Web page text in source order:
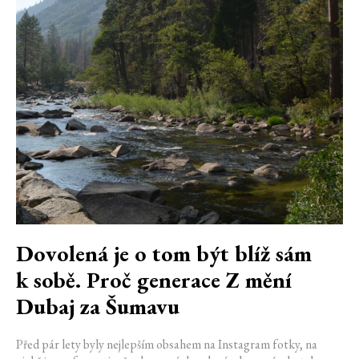
Dovolená je o tom být blíž sám
k sobě. Proč generace Z mění
Dubaj za Šumavu
Před pár lety byly nejlepším obsahem na Instagram fotky, na